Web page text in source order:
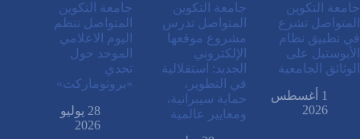
جامعة التكوين
المتواصل تشرع
في تطبيق نظام
الأبوستيل على
الوثائق الجامعية
1 أغسطس
2026
جامعة التكوين
المتواصل تدرس
مشروع موقعها
الإلكتروني
الجديد: استقلالية
في التطوير،
حماية سيبرانية،
ومعايير عالمية
جامعة التكوين
المتواصل تنظم
اليوم الاعلامي
الموحد حول
تحدي
«بروتوماركت»
28 يوليو
2026